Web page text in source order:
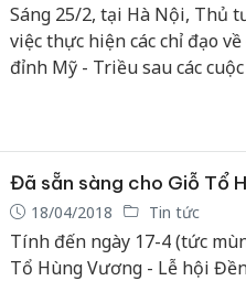
Sáng 25/2, tại Hà Nội, Thủ
việc thực hiện các chỉ đạo
đỉnh Mỹ - Triều sau các
Đã sẵn sàng cho Giỗ Tổ
18/04/2018 Tin tức
Tính đến ngày 17-4 (tức
Tổ Hùng Vương - Lễ hội